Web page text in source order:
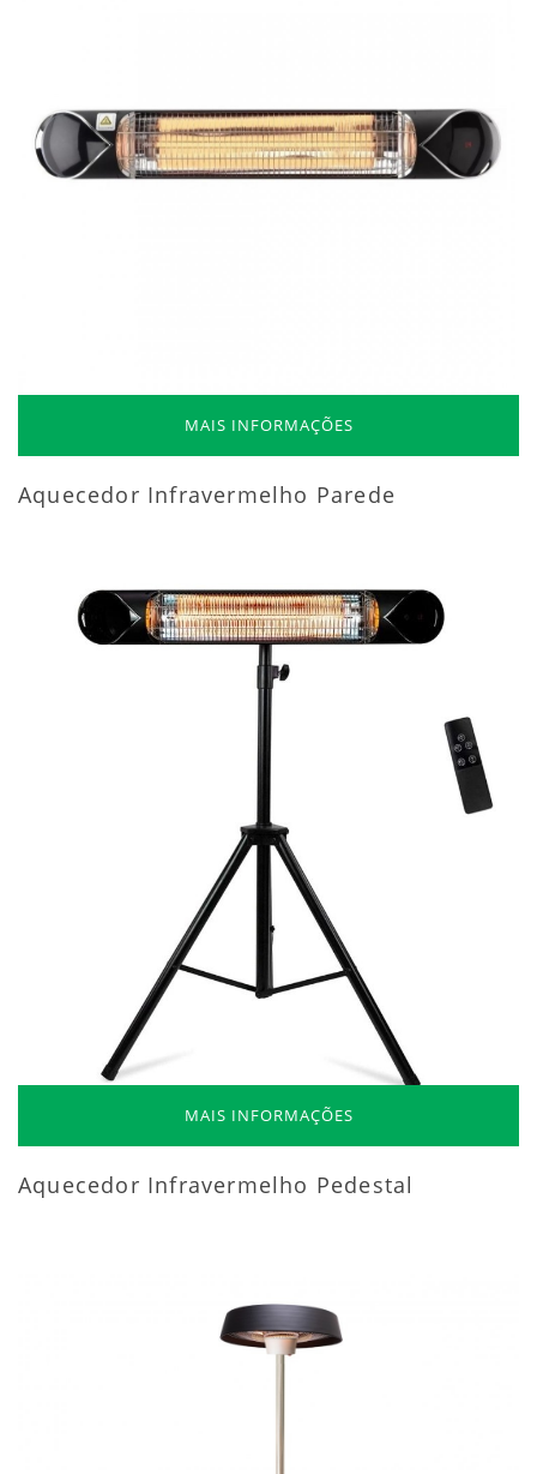
MAIS INFORMAÇÕES
Aquecedor Infravermelho Parede
MAIS INFORMAÇÕES
Aquecedor Infravermelho Pedestal